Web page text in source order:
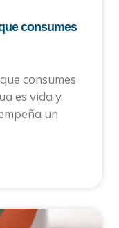
consumes
consumes
es vida y,
un